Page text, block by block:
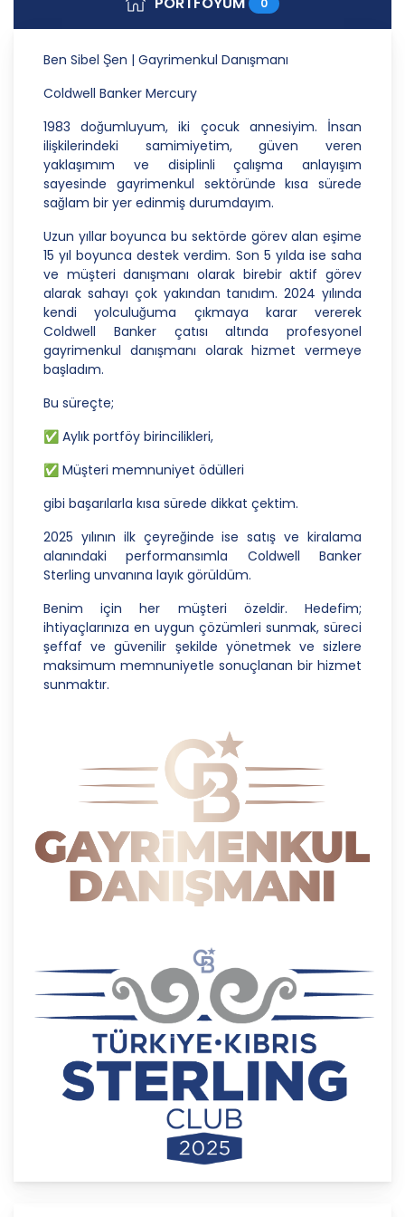
Danışmanlık Hizmetleri A.Ş.; kişisel verilerin
işlenmesi faaliyetleri kapsamında hukuka ve
yükümlüdür. Bu kapsamda, orantılılık gereklilikleri
dikkate alınacakve kişisel verileri işleme amacı
dışında kullanmayacaktır.
2. Kişisel Verilerin Doğru ve Gerektiğinde
Güncel Olmasını Sağlama
CB Gayrimenkul Franchising Pazarlama ve
Danışmanlık Hizmetleri A.Ş.; kişisel veri sahiplerinin
temel haklarını ve kendi meşru menfaatlerini
dikkate alarak işlediği kişisel verilerin doğru ve
güncel olmasını sağlamakla ve bu doğrultuda
gerekli tedbirleri almak için gerekli sistemleri
kurmakla yükümlüdür.
3. Belirli, Açık ve Meşru Amaçlarla İşleme
CB Gayrimenkul Franchising Pazarlama ve
amaçla işleneceğini belirlemekle ve bu amaçları
kişisel veriler işlenmeden önce veri sahiplerinin
bilgisine sunmakla yükümlüdür. Kişisel veriler
belirtilen meşru ve hukuka uygun amaçlar
Olma
CB Gayrimenkul Franchising Pazarlama ve
belirlenen amaçların gerçekleştirilmesine elverişli
bir biçimde işleyecek ve amacın
gerçekleştirilmesi ile ilgili olmayan veya ihtiyaç
duyulmayan kişisel verilerin işlenmesinden
kaçınacaktır.
Amaç İçin Gerekli Olan Süre Kadar Muhafaza
CB Gayrimenkul Franchising Pazarlama ve
Danışmanlık Hizmetleri A.Ş. Türk Ceza Kanunu’nun
138. maddesine ve KVK Kanunu’nun 4. ve 7.
maddelerine uygun olarak; işledikleri kişisel verileri,
yalnızca ilgili mevzuat ve kanunlarda öngörülen
veya kişisel veri işleme amacının gerektirdiği süre
kadar muhafaza edecektir. CB Gayrimenkul
saklanması için bir süre öngörülüp
öngörülmediğini tespit edecek, bir süre
belirlenmişse bu süreye uygun davranacak, bir
süre belirlenmemişse kişisel verileri işlendikleri
amaç için gerekli olan süre kadar muhafaza
edecektir. Sürenin bitimi veya işlenmesini
gerektiren sebeplerin ortadan kalkması halinde
kişisel veriler CB CB Gayrimenkul Franchising
Pazarlama ve Danışmanlık Hizmetleri A.Ş.
tarafından silinecek, yok edilecek veya anonim
6. Kişisel Veri İşleme Faaliyetlerinin Kanunun 5
Ben Sibel Şen | Gayrimenkul Danışmanı
Coldwell Banker Mercury
1983 doğumluyum, iki çocuk annesiyim. İnsan
ilişkilerindeki samimiyetim, güven veren
yaklaşımım ve disiplinli çalışma anlayışım
sayesinde gayrimenkul sektöründe kısa sürede
sağlam bir yer edinmiş durumdayım.
Uzun yıllar boyunca bu sektörde görev alan eşime
15 yıl boyunca destek verdim. Son 5 yılda ise saha
ve müşteri danışmanı olarak birebir aktif görev
alarak sahayı çok yakından tanıdım. 2024 yılında
kendi yolculuğuma çıkmaya karar vererek
Coldwell Banker çatısı altında profesyonel
gayrimenkul danışmanı olarak hizmet vermeye
başladım.
Bu süreçte;
✅ Aylık portföy birincilikleri,
✅ Müşteri memnuniyet ödülleri
gibi başarılarla kısa sürede dikkat çektim.
2025 yılının ilk çeyreğinde ise satış ve kiralama
alanındaki performansımla Coldwell Banker
Sterling unvanına layık görüldüm.
Benim için her müşteri özeldir. Hedefim;
ihtiyaçlarınıza en uygun çözümleri sunmak, süreci
şeffaf ve güvenilir şekilde yönetmek ve sizlere
maksimum memnuniyetle sonuçlanan bir hizmet
sunmaktır.